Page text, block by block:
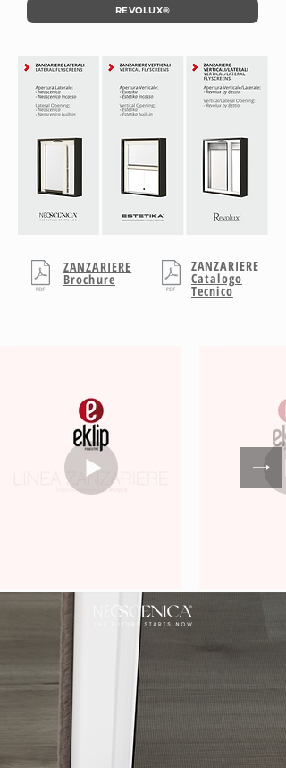
ZANZARIERE
Brochure
ZANZARIERE
Catalogo
Tecnico
REVOLUX®